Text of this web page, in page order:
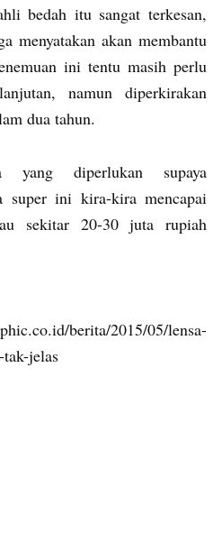
bedah itu sangat terkesan,
menyatakan akan membantu
ini tentu masih perlu
namun diperkirakan
dua tahun.
yang diperlukan supaya
super ini kira-kira mencapai
sekitar 20-30 juta rupiah
berita/2015/05/lensa-
jelas